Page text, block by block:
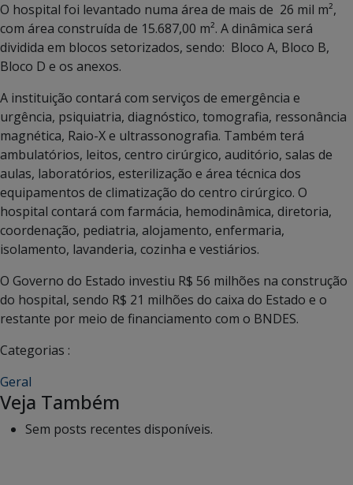
O hospital foi levantado numa área de mais de 26 mil m²,
com área construída de 15.687,00 m². A dinâmica será
dividida em blocos setorizados, sendo: Bloco A, Bloco B,
Bloco D e os anexos.
A instituição contará com serviços de emergência e
urgência, psiquiatria, diagnóstico, tomografia, ressonância
magnética, Raio-X e ultrassonografia. Também terá
ambulatórios, leitos, centro cirúrgico, auditório, salas de
aulas, laboratórios, esterilização e área técnica dos
equipamentos de climatização do centro cirúrgico. O
hospital contará com farmácia, hemodinâmica, diretoria,
coordenação, pediatria, alojamento, enfermaria,
isolamento, lavanderia, cozinha e vestiários.
O Governo do Estado investiu R$ 56 milhões na construção
do hospital, sendo R$ 21 milhões do caixa do Estado e o
restante por meio de financiamento com o BNDES.
Categorias :
Geral
Veja Também
Sem posts recentes disponíveis.